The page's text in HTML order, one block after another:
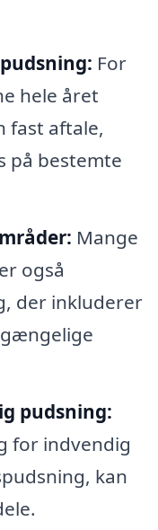
For
hele året
fast aftale,
på bestemte
Mange
også
der inkluderer
pudsning:
for indvendig
kan